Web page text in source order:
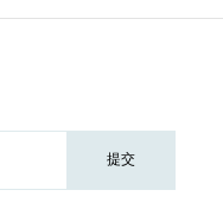
提交